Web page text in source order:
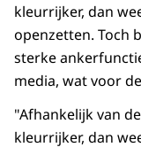
kleurrijker, dan
openzetten. Toch
sterke
media, wat voor
"Afhankelijk van
kleurrijker, dan